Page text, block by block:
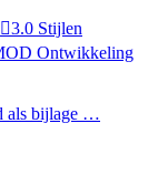
3.0 Stijlen
Ontwikkeling
als bijlage …